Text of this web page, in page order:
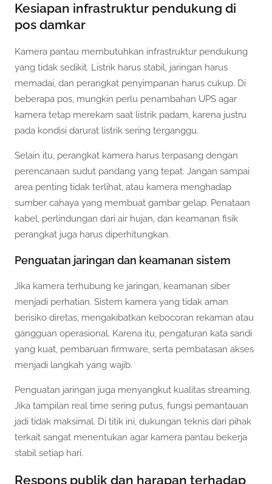
Kesiapan infrastruktur pendukung di
pos damkar
Kamera pantau membutuhkan infrastruktur pendukung
yang tidak sedikit. Listrik harus stabil, jaringan harus
memadai, dan perangkat penyimpanan harus cukup. Di
beberapa pos, mungkin perlu penambahan UPS agar
kamera tetap merekam saat listrik padam, karena justru
pada kondisi darurat listrik sering terganggu.
Selain itu, perangkat kamera harus terpasang dengan
perencanaan sudut pandang yang tepat. Jangan sampai
area penting tidak terlihat, atau kamera menghadap
sumber cahaya yang membuat gambar gelap. Penataan
kabel, perlindungan dari air hujan, dan keamanan fisik
perangkat juga harus diperhitungkan.
Penguatan jaringan dan keamanan sistem
Jika kamera terhubung ke jaringan, keamanan siber
menjadi perhatian. Sistem kamera yang tidak aman
berisiko diretas, mengakibatkan kebocoran rekaman atau
gangguan operasional. Karena itu, pengaturan kata sandi
yang kuat, pembaruan firmware, serta pembatasan akses
menjadi langkah yang wajib.
Penguatan jaringan juga menyangkut kualitas streaming.
Jika tampilan real time sering putus, fungsi pemantauan
jadi tidak maksimal. Di titik ini, dukungan teknis dari pihak
terkait sangat menentukan agar kamera pantau bekerja
stabil setiap hari.
Respons publik dan harapan terhadap